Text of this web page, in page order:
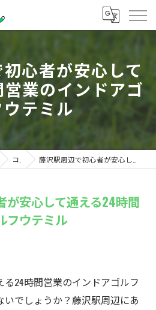
心者が安心して
業のインドアゴ
テミル
コラム 藤沢駅周辺で初心者が安心して通える24時間営業のインドアゴルフウテミル
が安心して通える24時間
フウテミル
24時間営業のインドアゴルフ
でしょうか？藤沢駅周辺にあ